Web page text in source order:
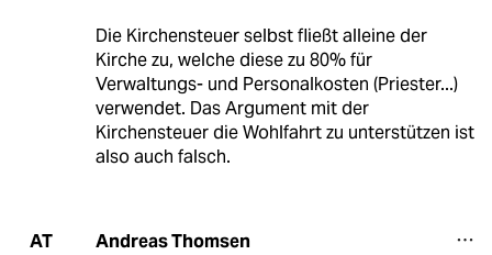
Die Kirchensteuer selbst fließt alleine der
Kirche zu, welche diese zu 80% für
Verwaltungs- und Personalkosten (Priester...)
verwendet. Das Argument mit der
Kirchensteuer die Wohlfahrt zu unterstützen ist
also auch falsch.
AT Andreas Thomsen